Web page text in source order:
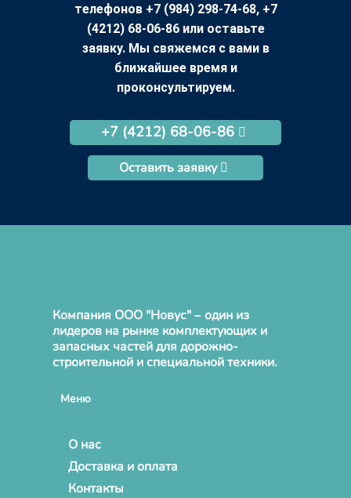
телефонов +7 (984) 298-74-68, +7
(4212) 68-06-86 или оставьте
заявку. Мы свяжемся с вами в
ближайшее время и
проконсультируем.
+7 (4212) 68-06-86
Оставить заявку
Компания ООО "Новус" – один из
лидеров на рынке комплектующих и
запасных частей для дорожно-
строительной и специальной техники.
Меню
О нас
Доставка и оплата
Контакты